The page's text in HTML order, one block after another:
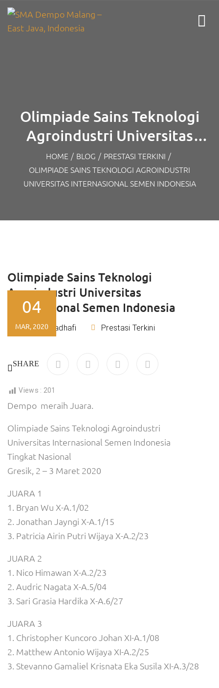
Olimpiade Sains Teknologi
Agroindustri Universitas
Internasional Semen
Indonesia
HOME / BLOG / PRESTASI TERKINI /
OLIMPIADE SAINS TEKNOLOGI AGROINDUSTRI
UNIVERSITAS INTERNASIONAL SEMEN INDONESIA
Olimpiade Sains Teknologi
Agroindustri Universitas
Internasional Semen Indonesia
By Rizky Kadhafi Prestasi Terkini
04
MAR, 2020
SHARE
Views : 201
Dempo meraih Juara.
Olimpiade Sains Teknologi Agroindustri
Universitas Internasional Semen Indonesia
Tingkat Nasional
Gresik, 2 – 3 Maret 2020
JUARA 1
1. Bryan Wu X-A.1/02
2. Jonathan Jayngi X-A.1/15
3. Patricia Airin Putri Wijaya X-A.2/23
JUARA 2
1. Nico Himawan X-A.2/23
2. Audric Nagata X-A.5/04
3. Sari Grasia Hardika X-A.6/27
JUARA 3
1. Christopher Kuncoro Johan XI-A.1/08
2. Matthew Antonio Wijaya XI-A.2/25
3. Stevanno Gamaliel Krisnata Eka Susila XI-A.3/28